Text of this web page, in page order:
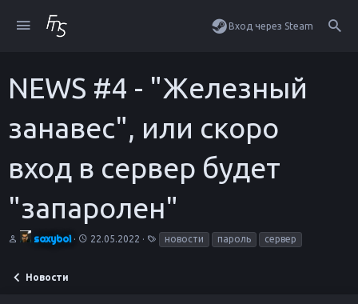
Вход через Steam
NEWS #4 - "Железный
занавес", или скоро
вход в сервер будет
"запаролен"
А
saxyboi
Д
22.05.2022
Т
е
новости пароль сервер
Новости